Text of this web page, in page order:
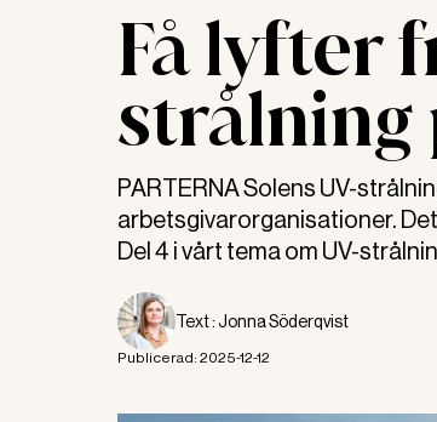
Få lyfter
strålning
PARTERNA Solens UV-
arbetsgivarorganisationer.
Del 4 i vårt tema om UV-
Text :Jonna Söderqvist
Publicerad: 2025-12-12